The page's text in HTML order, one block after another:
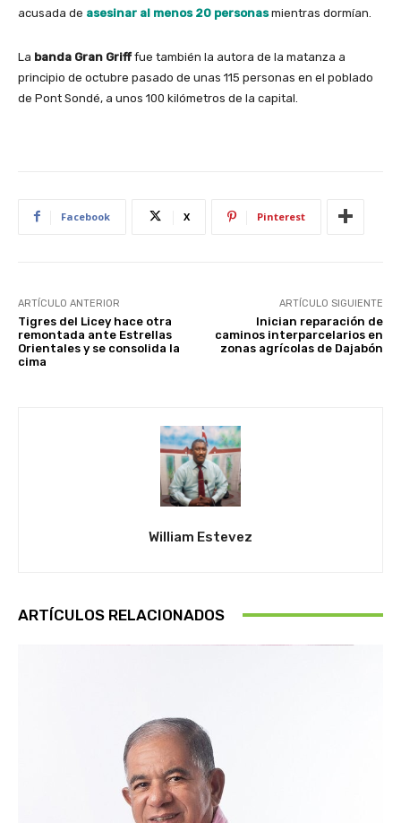
acusada de asesinar al menos 20 personasmientras dormían.
La banda Gran Grifffue también la autora de la matanza a
principio de octubre pasado de unas 115 personas en el poblado
de Pont Sondé, a unos 100 kilómetros de la capital.
Facebook X Pinterest
ARTÍCULO ANTERIOR
Tigres del Licey hace otra
remontada ante Estrellas
Orientales y se consolida la
cima
ARTÍCULO SIGUIENTE
Inician reparación de
caminos interparcelarios en
zonas agrícolas de Dajabón
William Estevez
ARTÍCULOS RELACIONADOS